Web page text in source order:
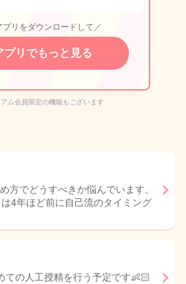
プリをダウンロードして／
プリでもっと見る
ム会員限定の機能もございます
でどうすべきか悩んでいます。
4年ほど前に自己流のタイミング
ての人工授精を行う予定です👶🏻